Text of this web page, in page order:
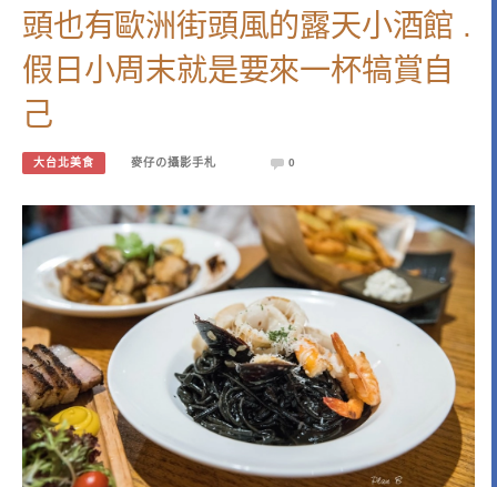
頭也有歐洲街頭風的露天小酒館 .
假日小周末就是要來一杯犒賞自
己
大台北美食 麥仔の攝影手札 0